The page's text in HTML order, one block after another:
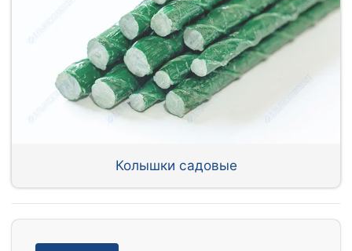
Колышки садовые